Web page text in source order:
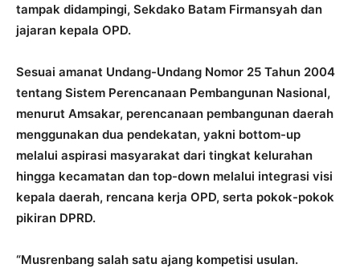
tampak didampingi, Sekdako Batam Firmansyah dan
jajaran kepala OPD.
Sesuai amanat Undang-Undang Nomor 25 Tahun 2004
tentang Sistem Perencanaan Pembangunan Nasional,
menurut Amsakar, perencanaan pembangunan daerah
menggunakan dua pendekatan, yakni bottom-up
melalui aspirasi masyarakat dari tingkat kelurahan
hingga kecamatan dan top-down melalui integrasi visi
kepala daerah, rencana kerja OPD, serta pokok-pokok
pikiran DPRD.
“Musrenbang salah satu ajang kompetisi usulan.